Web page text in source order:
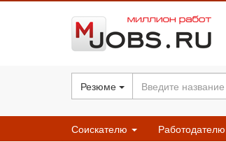
Резюме
Соискателю Работодателю